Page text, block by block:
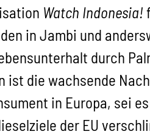
Watch Indonesia!
in Jambi und
durch
ist die wachsende
in Europa, sei
der EU